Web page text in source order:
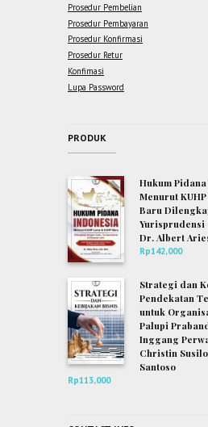
Prosedur Pembelian
Prosedur Pembayaran
Prosedur Konfirmasi
Prosedur Retur
Konfimasi
Lupa Password
PRODUK
Hukum
Menurut
Baru
Yurisprudensi
Dr. Albert
Rp142,000
Strategi dan
Pendekatan
untuk
Palupi
Inggang
Christin
Santoso
Rp113,000